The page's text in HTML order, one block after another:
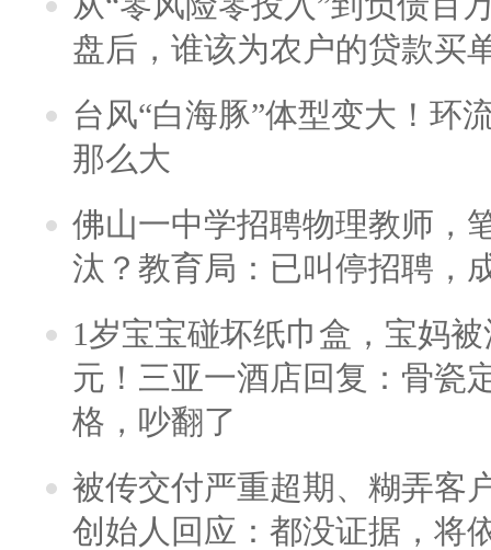
盘后，谁该为农户的贷款买
台风“白海豚”体型变大！环
那么大
佛山一中学招聘物理教师，
汰？教育局：已叫停招聘，
1岁宝宝碰坏纸巾盒，宝妈
元！三亚一酒店回复：骨瓷
格，吵翻了
被传交付严重超期、糊弄客
创始人回应：都没证据，将